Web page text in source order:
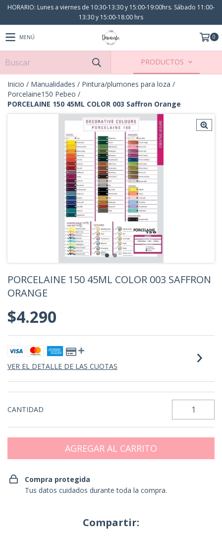
HORARIO: Lunes a viernes de 10:30-13:30 y 15:00-19:00hrs. Sábado 11:00-
13:30 y 15:00-18:00 hrs
MENÚ 0
PRODUCTOS
Inicio / Manualidades / Pintura/plumones para loza /
Porcelaine150 Pebeo /
PORCELAINE 150 45ML COLOR 003 Saffron Orange
PORCELAINE 150 45ML COLOR 003 SAFFRON
ORANGE
$4.290
VER EL DETALLE DE LAS CUOTAS
CANTIDAD
Compra protegida
Tus datos cuidados durante toda la compra.
Compartir: